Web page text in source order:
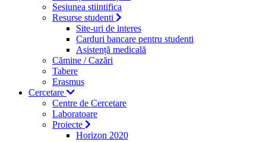
Sesiunea stiintifica
Resurse studenti
Site-uri de interes
Carduri bancare pentru studenti
Asistență medicală
Cămine / Cazări
Tabere
Erasmus
Cercetare
Centre de Cercetare
Laboratoare
Proiecte
Horizon 2020